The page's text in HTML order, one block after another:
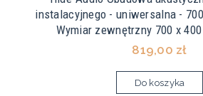
instalacyjnego - uniwersalna -
Wymiar zewnętrzny 700 x 400
819,00 zł
Do koszyka